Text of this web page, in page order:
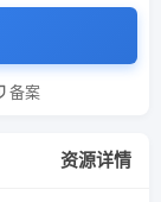
备案
资源详情